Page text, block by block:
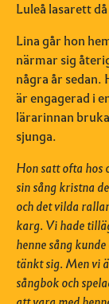
Luleå lasarett
Lina går hon
närmar sig
några år sedan.
är engagerad i
lärarinnan
sjunga.
Hon satt ofta hos
sin sång kristna
och det vilda
karg. Vi hade
henne sång
tänkt sig. Men vi
sångbok och